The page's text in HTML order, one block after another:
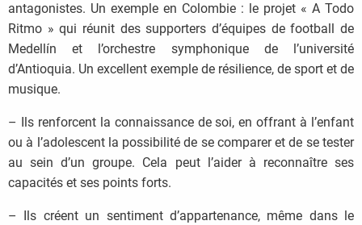
antagonistes. Un exemple en Colombie : le projet « A Todo
Ritmo » qui réunit des supporters d’équipes de football de
Medellín et l’orchestre symphonique de l’université
d’Antioquia. Un excellent exemple de résilience, de sport et de
musique.
– Ils renforcent la connaissance de soi, en offrant à l’enfant
ou à l’adolescent la possibilité de se comparer et de se tester
au sein d’un groupe. Cela peut l’aider à reconnaître ses
capacités et ses points forts.
– Ils créent un sentiment d’appartenance, même dans le